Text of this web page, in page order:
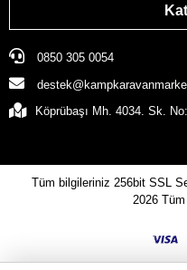
0850 305 0054
Köprübaşı Mh. 4034. Sk.
Tüm bilgileriniz 256bit SSL
2026 Tüm